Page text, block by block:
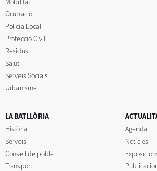
Ocupació
Policia Local
Protecció Civil
Residus
Salut
Serveis Socials
Urbanisme
LA BATLLÒRIA
Història
Serveis
Consell de poble
Transport
Agenda
Notícies